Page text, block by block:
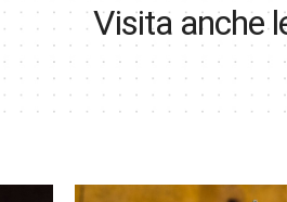
Visita anche